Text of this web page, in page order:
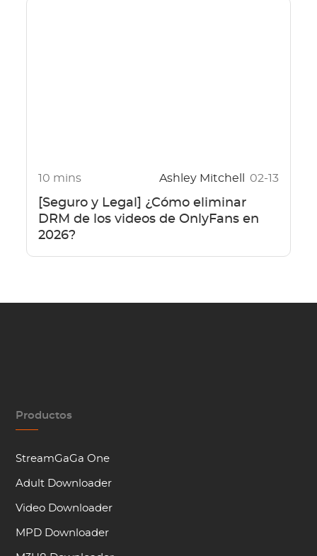
10 mins Ashley Mitchell 02-13
[Seguro y Legal] ¿Cómo eliminar
DRM de los videos de OnlyFans en
2026?
Productos
StreamGaGa One
Adult Downloader
Video Downloader
MPD Downloader